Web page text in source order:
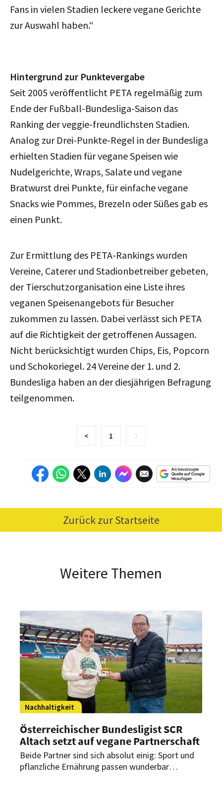
Fans in vielen Stadien leckere vegane Gerichte
zur Auswahl haben.“
Hintergrund zur Punktevergabe
Seit 2005 veröffentlicht PETA regelmäßig zum
Ende der Fußball-Bundesliga-Saison das
Ranking der veggie-freundlichsten Stadien.
Analog zur Drei-Punkte-Regel in der Bundesliga
erhielten Stadien für vegane Speisen wie
Nudelgerichte, Wraps, Salate und vegane
Bratwurst drei Punkte, für einfache vegane
Snacks wie Pommes, Brezeln oder Süßes gab es
einen Punkt.
Zur Ermittlung des PETA-Rankings wurden
Vereine, Caterer und Stadionbetreiber gebeten,
der Tierschutzorganisation eine Liste ihres
veganen Speisenangebots für Besucher
zukommen zu lassen. Dabei verlässt sich PETA
auf die Richtigkeit der getroffenen Aussagen.
Nicht berücksichtigt wurden Chips, Eis, Popcorn
und Schokoriegel. 24 Vereine der 1. und 2.
Bundesliga haben an der diesjährigen Befragung
teilgenommen.
< 1
Zurück zur Startseite
Weitere Themen
Nachhaltigkeit
Österreichischer Bundesligist SCR
Altach setzt auf vegane Partnerschaft
Beide Partner sind sich absolut einig: Sport und
pflanzliche Ernährung passen wunderbar